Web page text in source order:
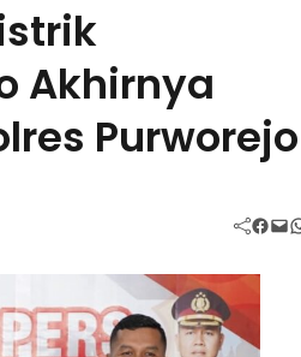
Akhirnya
Purworejo
Facebook Mail WhatsApp